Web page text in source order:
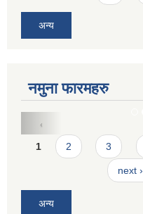
अन्य
नमुना फारमहरु
करार सेवाको लागि दरखास्त फारमः
Pages
1 2 3
next ›
अन्य